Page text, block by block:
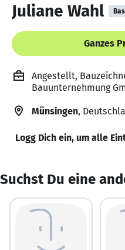
Juliane Wahl
Ganzes
Angestellt,
Bauunternehmung
Münsingen,
Logg Dich ein, um alle
Suchst Du eine